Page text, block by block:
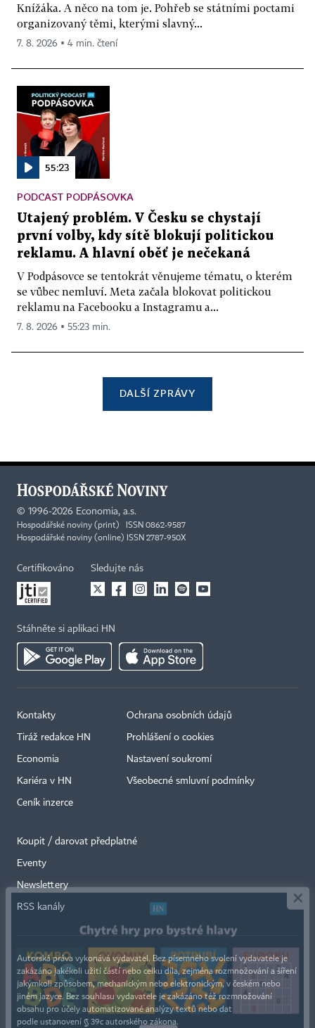
Knížáka. A něco na tom je. Pohřeb se státními poctami
organizovaný těmi, kterými slavný...
7. 8. 2026 ▪ 4 min. čtení
55:23
PODCAST PODPÁSOVKA
Utajený problém. V Česku se chystají
první volby, kdy sítě blokují politickou
reklamu. A hlavní oběť je nečekaná
V Podpásovce se tentokrát věnujeme tématu, o kterém
se vůbec nemluví. Meta začala blokovat politickou
reklamu na Facebooku a Instagramu a...
7. 8. 2026 ▪ 55:23 min.
DALŠÍ ZPRÁVY
© 1996-2026 Economia, a.s.
Hospodářské noviny (print) ISSN 0862-9587
Hospodářské noviny (online) ISSN 2787-950X
Certifikováno Sledujte nás
Stáhněte si aplikaci HN
Kontakty
Tiráž redakce HN
Economia
Kariéra v HN
Ceník inzerce
Ochrana osobních údajů
Prohlášení o cookies
Nastavení soukromí
Všeobecné smluvní podmínky
Koupit / darovat předplatné
Eventy
Newslettery
RSS kanály
Autorská práva vykonává vydavatel. Bez písemného svolení vydavatele je
zakázáno jakékoli užití částí nebo celku díla, zejména rozmnožování a šíření
jakýmkoli způsobem, mechanickým nebo elektronickým, v českém nebo
jiném jazyce. Bez souhlasu vydavatele je zakázáno též rozmnožování
obsahu pro účely automatizované analýzy textů nebo dat
podle ustanovení § 39c autorského zákona.